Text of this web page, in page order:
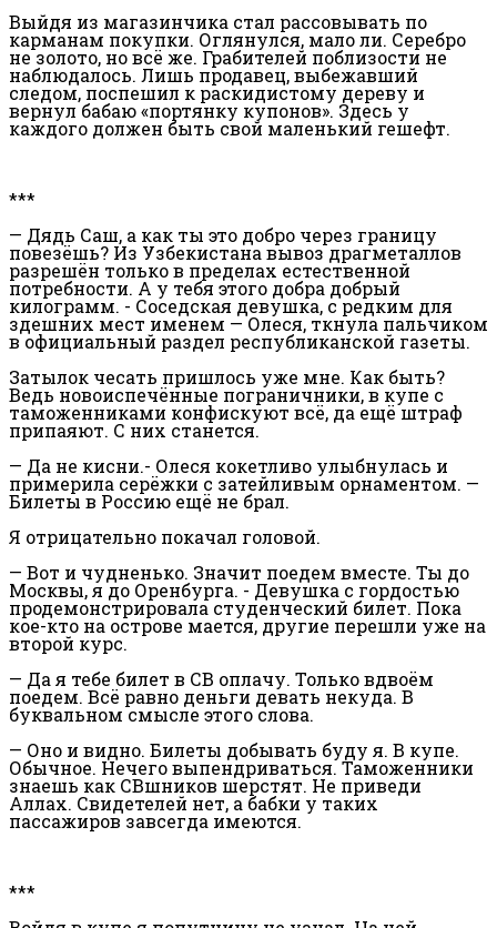
Выйдя из магазинчика стал рассовывать по
карманам покупки. Оглянулся, мало ли. Серебро
не золото, но всё же. Грабителей поблизости не
наблюдалось. Лишь продавец, выбежавший
следом, поспешил к раскидистому дереву и
вернул бабаю «портянку купонов». Здесь у
каждого должен быть свой маленький гешефт.
***
— Дядь Саш, а как ты это добро через границу
повезёшь? Из Узбекистана вывоз драгметаллов
разрешён только в пределах естественной
потребности. А у тебя этого добра добрый
килограмм. - Соседская девушка, с редким для
здешних мест именем — Олеся, ткнула пальчиком
в официальный раздел республиканской газеты.
Затылок чесать пришлось уже мне. Как быть?
Ведь новоиспечённые пограничники, в купе с
таможенниками конфискуют всё, да ещё штраф
припаяют. С них станется.
— Да не кисни.- Олеся кокетливо улыбнулась и
примерила серёжки с затейливым орнаментом. —
Билеты в Россию ещё не брал.
Я отрицательно покачал головой.
— Вот и чудненько. Значит поедем вместе. Ты до
Москвы, я до Оренбурга. - Девушка с гордостью
продемонстрировала студенческий билет. Пока
кое-кто на острове мается, другие перешли уже на
второй курс.
— Да я тебе билет в СВ оплачу. Только вдвоём
поедем. Всё равно деньги девать некуда. В
буквальном смысле этого слова.
— Оно и видно. Билеты добывать буду я. В купе.
Обычное. Нечего выпендриваться. Таможенники
знаешь как СВшников шерстят. Не приведи
Аллах. Свидетелей нет, а бабки у таких
пассажиров завсегда имеются.
***